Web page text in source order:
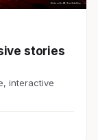
stories
interactive